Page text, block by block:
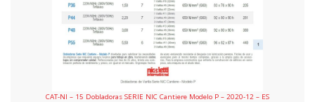
CAT-NI – 15 Dobladoras SERIE NIC Cantiere Modelo P – 2020-12 – ES